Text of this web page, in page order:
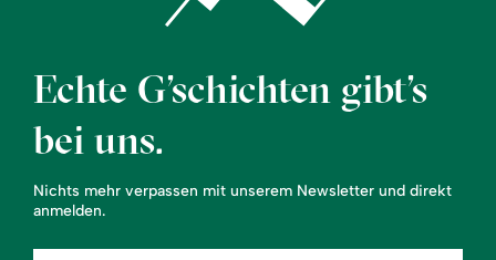
Echte G’schichten gibt’s
bei uns.
Nichts mehr verpassen mit unserem Newsletter und direkt
anmelden.